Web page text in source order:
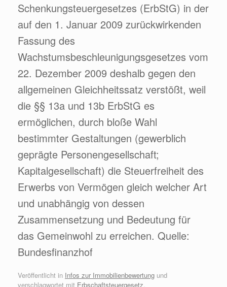
Schenkungsteuergesetzes (ErbStG) in der
auf den 1. Januar 2009 zurückwirkenden
Fassung des
Wachstumsbeschleunigungsgesetzes vom
22. Dezember 2009 deshalb gegen den
allgemeinen Gleichheitssatz verstößt, weil
die §§ 13a und 13b ErbStG es
ermöglichen, durch bloße Wahl
bestimmter Gestaltungen (gewerblich
geprägte Personengesellschaft;
Kapitalgesellschaft) die Steuerfreiheit des
Erwerbs von Vermögen gleich welcher Art
und unabhängig von dessen
Zusammensetzung und Bedeutung für
das Gemeinwohl zu erreichen. Quelle:
Bundesfinanzhof
Veröffentlicht in Infos zur Immobilienbewertung und
verschlagwortet mit Erbschaftsteuergesetz,